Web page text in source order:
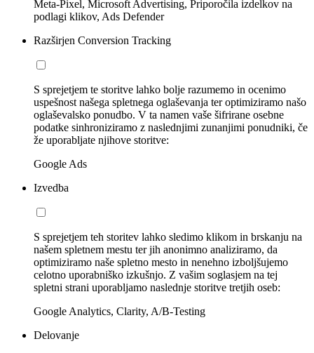
Meta-Pixel, Microsoft Advertising, Priporočila izdelkov na
podlagi klikov, Ads Defender
Razširjen Conversion Tracking
S sprejetjem te storitve lahko bolje razumemo in ocenimo
uspešnost našega spletnega oglaševanja ter optimiziramo našo
oglaševalsko ponudbo. V ta namen vaše šifrirane osebne
podatke sinhroniziramo z naslednjimi zunanjimi ponudniki, če
že uporabljate njihove storitve:
Google Ads
Izvedba
S sprejetjem teh storitev lahko sledimo klikom in brskanju na
našem spletnem mestu ter jih anonimno analiziramo, da
optimiziramo naše spletno mesto in nenehno izboljšujemo
celotno uporabniško izkušnjo. Z vašim soglasjem na tej
spletni strani uporabljamo naslednje storitve tretjih oseb:
Google Analytics, Clarity, A/B-Testing
Delovanje